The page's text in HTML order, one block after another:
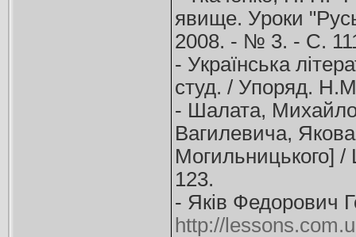
явище. Уроки
2008. - № 3. - С.
- Українська
студ. / Упоряд.
- Шалата,
Вагилевича,
Могильницького]
123.
- Яків Федорович
http://